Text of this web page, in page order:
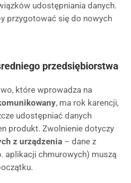
udostępniania danych.
przygotować się do nowych
przedsiębiorstwa
które wprowadza na
, ma rok karencji,
udostępniać danych
produkt. Zwolnienie dotyczy
z urządzenia – dane z
aplikacji chmurowych) muszą